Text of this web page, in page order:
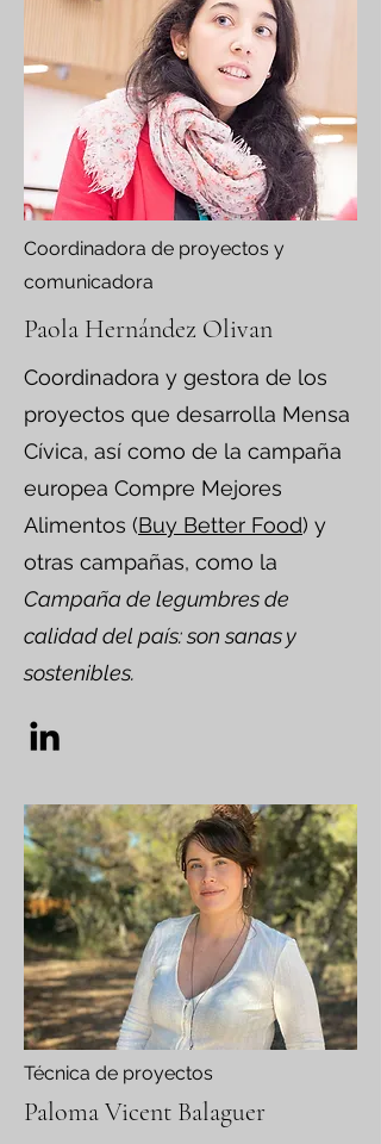
Coordinadora de proyectos y
comunicadora
Paola Hernández Olivan
Coordinadora y gestora de los
proyectos que desarrolla Mensa
Cívica, así como de la campaña
europea Compre Mejores
Alimentos (Buy Better Food) y
otras campañas, como la
Campaña de legumbres de
calidad del país: son sanas y
sostenibles.
Técnica de proyectos
Paloma Vicent Balaguer